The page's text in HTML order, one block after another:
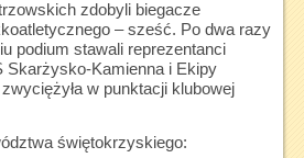
zdobyli biegacze
– sześć. Po dwa razy
podium stawali reprezentanci
Skarżysko-Kamienna i Ekipy
w punktacji klubowej
świętokrzyskiego: